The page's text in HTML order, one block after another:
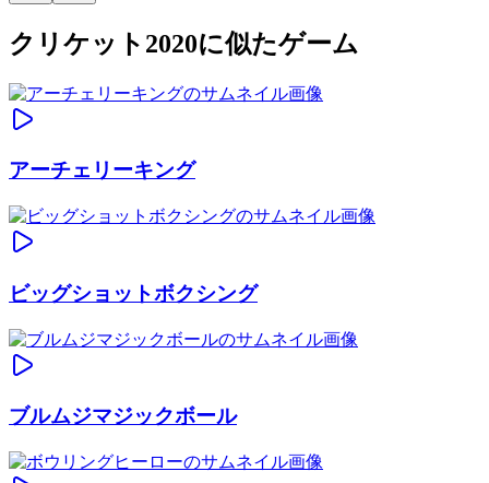
クリケット2020に似たゲーム
アーチェリーキング
ビッグショットボクシング
ブルムジマジックボール